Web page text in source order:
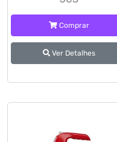
Comprar
Ver Detalhes